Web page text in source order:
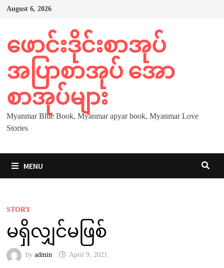
Skip
August 6, 2026
ဖောင်းဒိုင်းစာအုပ်
အပြာစာအုပ် အော
စာအုပ်များ
Myanmar Blue Book, Myanmar apyar book, Myanmar Love
Stories
MENU
STORY
မရှိလျှင်မဖြစ်
by admin April 9, 2021